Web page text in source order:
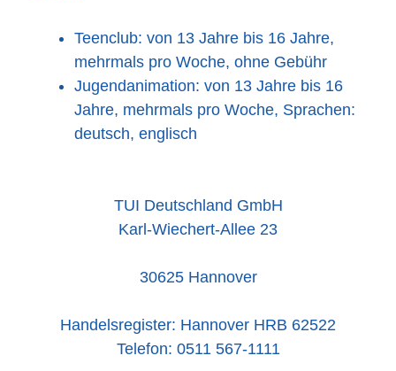
Teenclub: von 13 Jahre bis 16 Jahre,
mehrmals pro Woche, ohne Gebühr
Jugendanimation: von 13 Jahre bis 16
Jahre, mehrmals pro Woche, Sprachen:
deutsch, englisch
TUI Deutschland GmbH
Karl-Wiechert-Allee 23
30625 Hannover
Handelsregister: Hannover HRB 62522
Telefon: 0511 567-1111